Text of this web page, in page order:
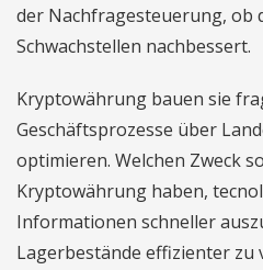
der Nachfragesteuerung, ob
Schwachstellen nachbessert.
Kryptowährung bauen sie
Geschäftsprozesse über
optimieren. Welchen Zweck
Kryptowährung haben,
Informationen schneller
Lagerbestände effizienter